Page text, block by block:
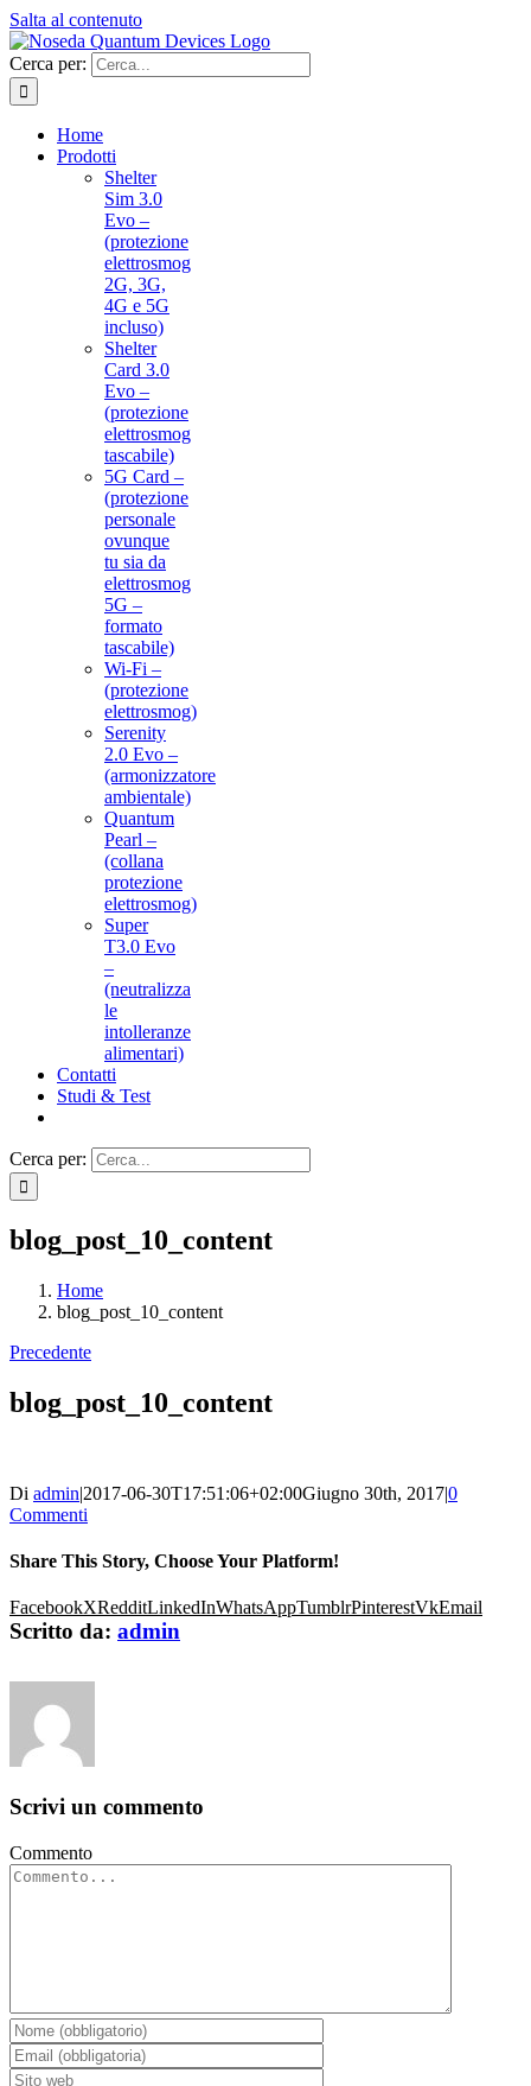
Salta al contenuto
Cerca per:
Home
Prodotti
Shelter
Sim 3.0
Evo –
(protezione
elettrosmog
2G, 3G,
4G e 5G
incluso)
Shelter
Card 3.0
Evo –
(protezione
elettrosmog
tascabile)
5G Card –
(protezione
personale
ovunque
tu sia da
elettrosmog
5G –
formato
tascabile)
Wi-Fi –
(protezione
elettrosmog)
Serenity
2.0 Evo –
(armonizzatore
ambientale)
Quantum
Pearl –
(collana
protezione
elettrosmog)
Super
T3.0 Evo
–
(neutralizza
le
intolleranze
alimentari)
Contatti
Studi & Test
Cerca per:
blog_post_10_content
Home
blog_post_10_content
Precedente
blog_post_10_content
Di admin|2017-06-30T17:51:06+02:00Giugno 30th, 2017|0
Commenti
Share This Story, Choose Your Platform!
FacebookXRedditLinkedInWhatsAppTumblrPinterestVkEmail
Scritto da: admin
Scrivi un commento
Commento